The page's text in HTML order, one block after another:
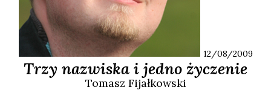
12/08/2009
Trzy nazwiska i jedno życzenie
Tomasz Fijałkowski